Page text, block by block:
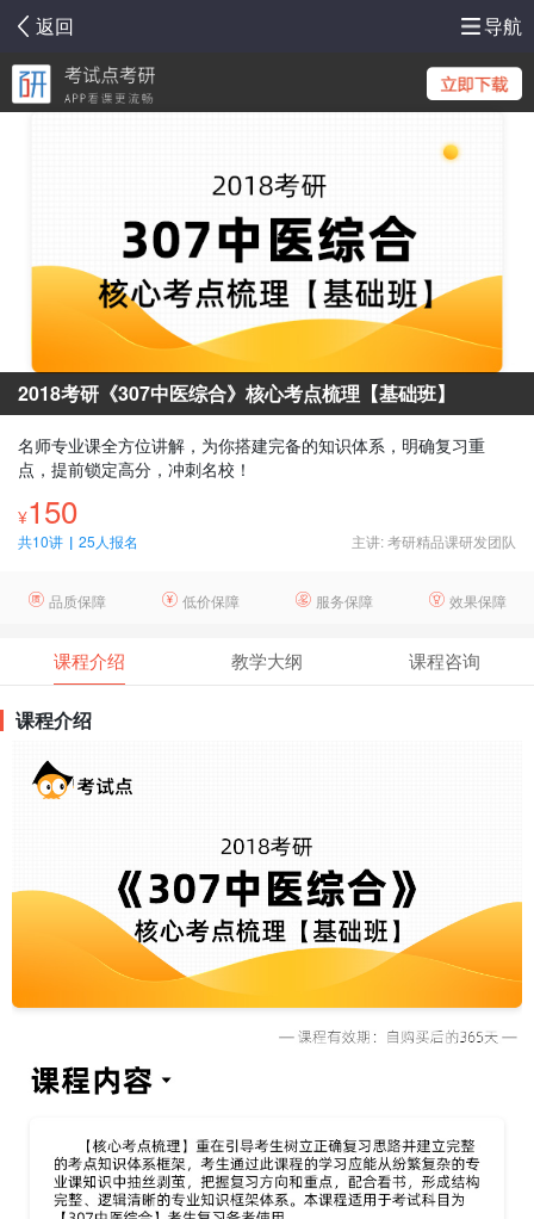
返回 导航
2018考研《307中医综合》核心考点梳理【基础班】
名师专业课全方位讲解，为你搭建完备的知识体系，明确复习重
点，提前锁定高分，冲刺名校！
¥150
25人报名
共10讲 | 主讲: 考研精品课研发团队
品质保障 低价保障 服务保障 效果保障
课程介绍 教学大纲 课程咨询
课程介绍